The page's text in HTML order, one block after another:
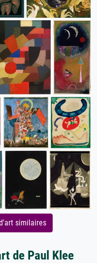
similaires
de Paul Klee